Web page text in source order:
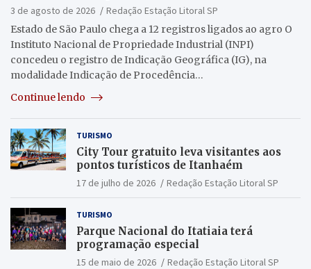
3 de agosto de 2026
Redação Estação Litoral SP
Estado de São Paulo chega a 12 registros ligados ao agro O
Instituto Nacional de Propriedade Industrial (INPI)
concedeu o registro de Indicação Geográfica (IG), na
modalidade Indicação de Procedência…
Continue lendo
TURISMO
City Tour gratuito leva visitantes aos
pontos turísticos de Itanhaém
17 de julho de 2026 Redação Estação Litoral SP
TURISMO
Parque Nacional do Itatiaia terá
programação especial
15 de maio de 2026 Redação Estação Litoral SP